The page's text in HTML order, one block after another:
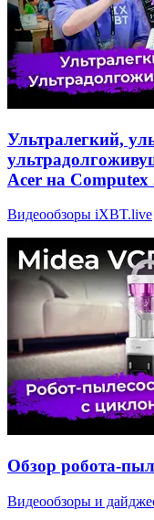
Ультралегкий,
Acer на Computex
Видеообзоры iXBT.live
Обзор робота-
Видеообзоры и